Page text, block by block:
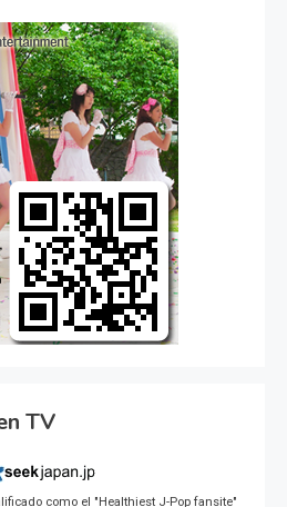
TV
como el "Healthiest J-Pop fansite"